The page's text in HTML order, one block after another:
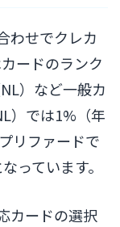
わせでクレカ
ードのランク
）など一般カ
）では1%（年
リファードで
っています。
カードの選択